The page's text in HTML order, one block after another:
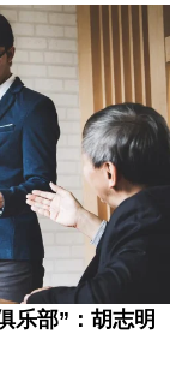
乐部”：胡志明